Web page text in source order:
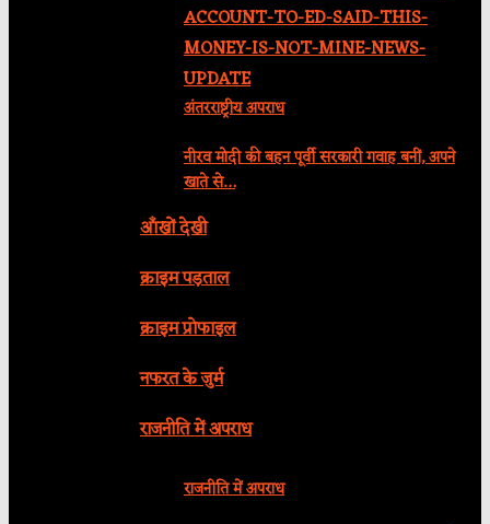
अंतरराष्ट्रीय अपराध
नीरव मोदी की बहन पूर्वी सरकारी गवाह बनीं, अपने
खाते से…
आँखों देखी
क्राइम पड़ताल
क्राइम प्रोफाइल
नफरत के जुर्म
राजनीति में अपराध
राजनीति में अपराध